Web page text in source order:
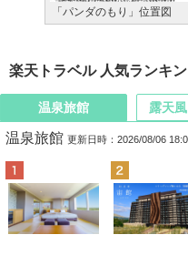
「パンダのもり」位置図
楽天トラベル 人気ランキ
温泉旅館
温泉旅館 更新日時：2026/08/06
露天